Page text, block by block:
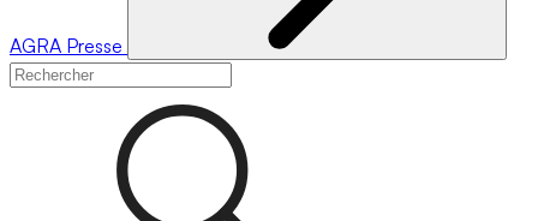
AGRA Presse